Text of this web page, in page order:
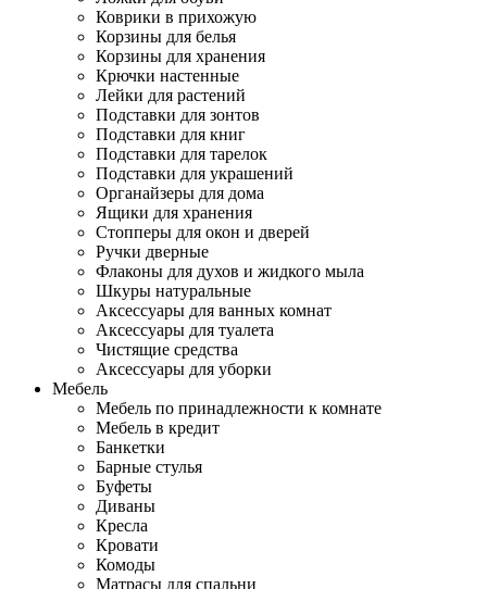
Коврики в прихожую
Корзины для белья
Корзины для хранения
Крючки настенные
Лейки для растений
Подставки для зонтов
Подставки для книг
Подставки для тарелок
Подставки для украшений
Органайзеры для дома
Ящики для хранения
Стопперы для окон и дверей
Ручки дверные
Флаконы для духов и жидкого мыла
Шкуры натуральные
Аксессуары для ванных комнат
Аксессуары для туалета
Чистящие средства
Аксессуары для уборки
Мебель
Мебель по принадлежности к комнате
Мебель в кредит
Банкетки
Барные стулья
Буфеты
Диваны
Кресла
Кровати
Комоды
Матрасы для спальни